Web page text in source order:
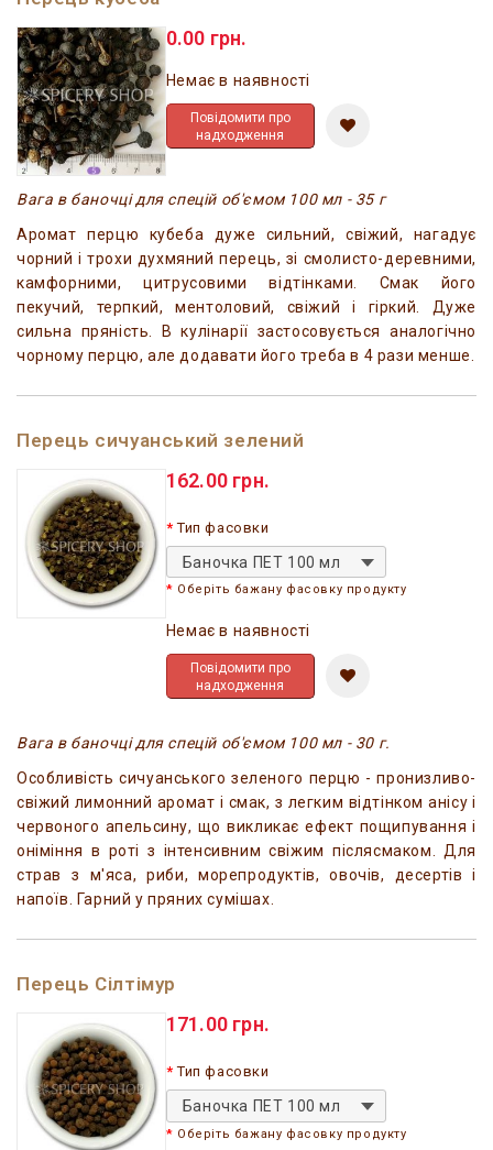
0.00 грн.
Немає в наявності
Повідомити про
надходження
Вага в баночці для спецій об'ємом 100 мл - 35 г
Аромат перцю кубеба дуже сильний, свіжий, нагадує
чорний і трохи духмяний перець, зі смолисто-деревними,
камфорними, цитрусовими відтінками. Смак його
пекучий, терпкий, ментоловий, свіжий і гіркий. Дуже
сильна пряність. В кулінарії застосовується аналогічно
чорному перцю, але додавати його треба в 4 рази менше.
Перець сичуанський зелений
162.00 грн.
Тип фасовки
Баночка ПЕТ 100 мл
Оберіть бажану фасовку продукту
Немає в наявності
Повідомити про
надходження
Вага в баночці для спецій об'ємом 100 мл - 30 г.
Особливість сичуанського зеленого перцю - пронизливо-
свіжий лимонний аромат і смак, з легким відтінком анісу і
червоного апельсину, що викликає ефект пощипування і
оніміння в роті з інтенсивним свіжим післясмаком. Для
страв з м'яса, риби, морепродуктів, овочів, десертів і
напоїв. Гарний у пряних сумішах.
Перець Сілтімур
171.00 грн.
Тип фасовки
Баночка ПЕТ 100 мл
Оберіть бажану фасовку продукту